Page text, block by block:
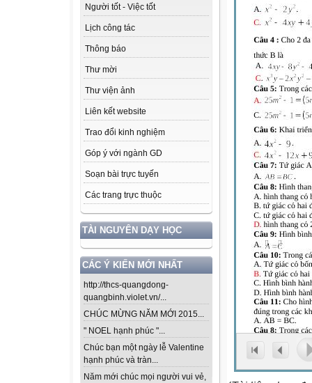
Người tốt - Việc tốt
Lịch công tác
Thông báo
Thư mời
Thư viện ảnh
Liên kết website
Trao đổi kinh nghiệm
Góp ý với ngành GD
Soạn bài trực tuyến
Các trang trực thuộc
TÀI NGUYÊN DẠY HỌC
CÁC Ý KIẾN MỚI NHẤT
http://thcs-quangdong-
quangbinh.violet.vn/...
CHÚC MỪNG NĂM MỚI 2015...
" NOEL hạnh phúc "...
Chúc bạn một ngày lễ Valentine
hạnh phúc và tràn...
Năm mới chúc mọi người vui vẻ,